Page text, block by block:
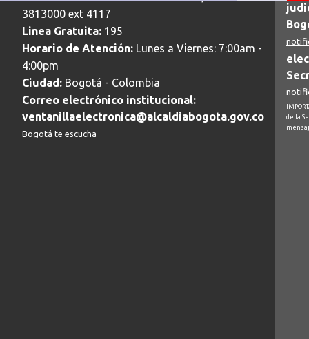
3813000 ext 4117
Linea Gratuita: 195
Horario de Atención: Lunes a Viernes: 7:00am -
4:00pm
Ciudad: Bogotá - Colombia
Correo electrónico institucional:
ventanillaelectronica@alcaldiabogota.gov.co
Bogotá te escucha
de la